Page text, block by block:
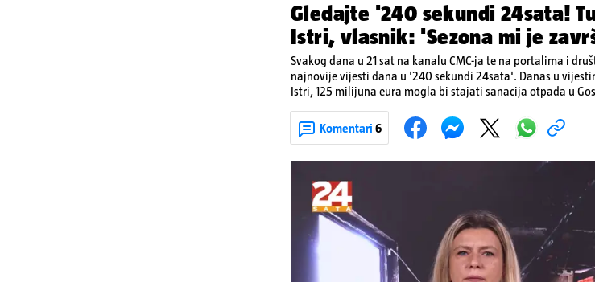
Gledajte '240 sekundi 24sata!
Istri, vlasnik: 'Sezona mi je
Svakog dana u 21 sat na kanalu CMC-ja te na portalima i
najnovije vijesti dana u '240 sekundi 24sata'. Danas u
Istri, 125 milijuna eura mogla bi stajati sanacija otpada u
Komentari 6